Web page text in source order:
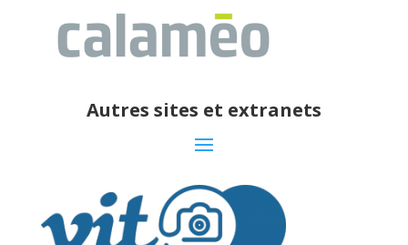
Autres sites et extranets